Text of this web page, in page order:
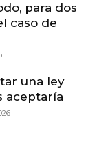
para dos
caso de
una ley
aceptaría